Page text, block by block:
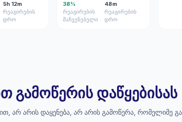
5h 12m
რეაგირების
დრო
38%
რეაგირების
მაჩვენებელი
48m
რეაგირების
დრო
გამოწერის დაწყებისას
არ არის დაყენება, არ არის გამოწერა, რომელიმე